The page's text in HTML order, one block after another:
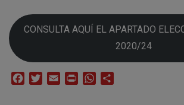
CONSULTA AQUÍ EL APARTADO
2020/24
FacebookTwitterEmail Print WhatsApp